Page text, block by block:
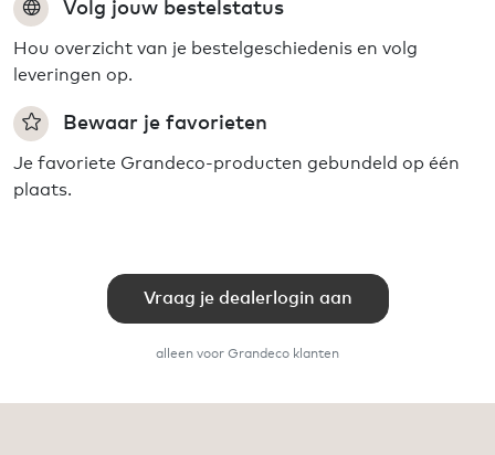
Volg jouw bestelstatus
Hou overzicht van je bestelgeschiedenis en volg
leveringen op.
Bewaar je favorieten
Je favoriete Grandeco-producten gebundeld op één
plaats.
Vraag je dealerlogin aan
alleen voor Grandeco klanten